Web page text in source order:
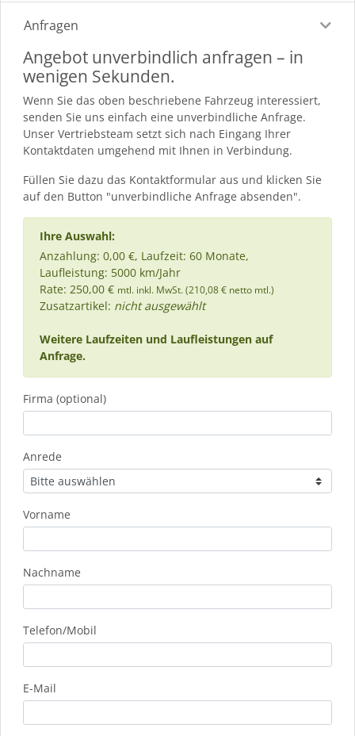
Anfragen
Angebot unverbindlich anfragen – in
wenigen Sekunden.
Wenn Sie das oben beschriebene Fahrzeug interessiert,
senden Sie uns einfach eine unverbindliche Anfrage.
Unser Vertriebsteam setzt sich nach Eingang Ihrer
Kontaktdaten umgehend mit Ihnen in Verbindung.
Füllen Sie dazu das Kontaktformular aus und klicken Sie
auf den Button "unverbindliche Anfrage absenden".
Ihre Auswahl:
Anzahlung: 0,00 €, Laufzeit: 60 Monate,
Laufleistung: 5000 km/Jahr
Rate: 250,00 € mtl. inkl. MwSt. (210,08 € netto mtl.)
Zusatzartikel: nicht ausgewählt
Weitere Laufzeiten und Laufleistungen auf
Anfrage.
Firma (optional)
Anrede
Vorname
Nachname
Telefon/Mobil
E-Mail